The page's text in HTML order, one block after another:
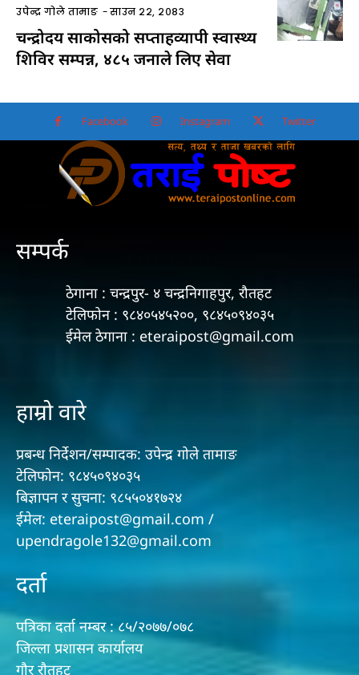
सम्पर्क
ठेगाना : चन्द्रपुर- ४ चन्द्रनिगाहपुर, रौतहट
टेलिफोन : ९८४०५४५२००, ९८४५०९४०३५
ईमेल ठेगाना : eteraipost@gmail.com
हाम्रो वारे
प्रबन्ध निर्देशन/सम्पादक: उपेन्द्र गोले तामाङ
टेलिफोन: ९८४५०९४०३५
बिज्ञापन र सुचना: ९८५५०४१७२४
ईमेल: eteraipost@gmail.com /
upendragole132@gmail.com
दर्ता
पत्रिका दर्ता नम्बर : ८५/२०७७/०७८
जिल्ला प्रशासन कार्यालय
गौर राैतहट